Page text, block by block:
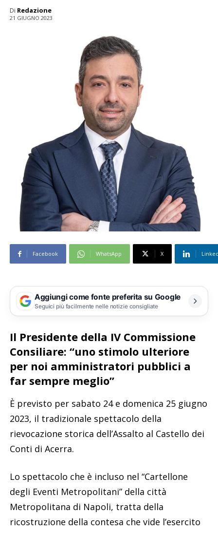
Di Redazione
21 GIUGNO 2023
Facebook WhatsApp X
Aggiungi come fonte preferita su Google
Seguici più facilmente nelle notizie consigliate
Il Presidente della IV Commissione
Consiliare: “uno stimolo ulteriore
per noi amministratori pubblici a
far sempre meglio”
È previsto per sabato 24 e domenica 25 giugno
2023, il tradizionale spettacolo della
rievocazione storica dell’Assalto al Castello dei
Conti di Acerra.
Lo spettacolo che è incluso nel “Cartellone
degli Eventi Metropolitani” della città
Metropolitana di Napoli, tratta della
ricostruzione della contesa che vide l’esercito